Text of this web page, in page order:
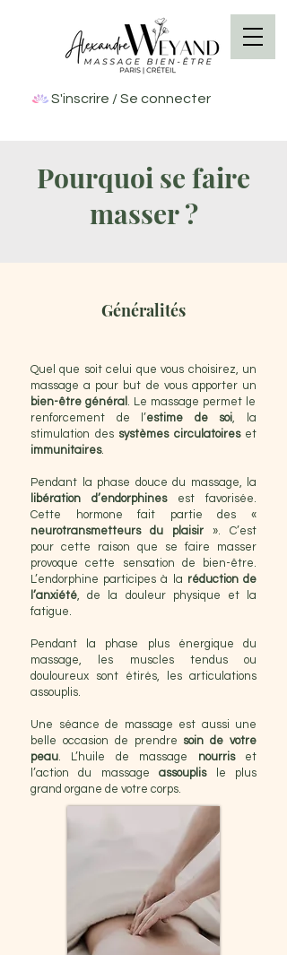
S'inscrire / Se connecter
Pourquoi se faire
masser ?
Généralités
Quel que soit celui que vous choisirez, un
massage a pour but de vous apporter un
bien-être général . Le massage permet le
renforcement de l’estime de soi, la
stimulation des systèmes circulatoireset
immunitaires.
Pendant la phase douce du massage, la
libération d’endorphinesest favorisée.
Cette hormone fait partie des «
neurotransmetteurs du plaisir ». C’est
pour cette raison que se faire masser
provoque cette sensation de bien-être.
L’endorphine participes à la réduction de
l’anxiété, de la douleur physique et la
fatigue.
Pendant la phase plus énergique du
massage, les muscles tendus ou
douloureux sont étirés, les articulations
assouplis.
Une séance de massage est aussi une
belle occasion de prendre soin de votre
peau. L’huile de massage nourris et
l’action du massageassouplis
le plus
grand organe de votre corps.